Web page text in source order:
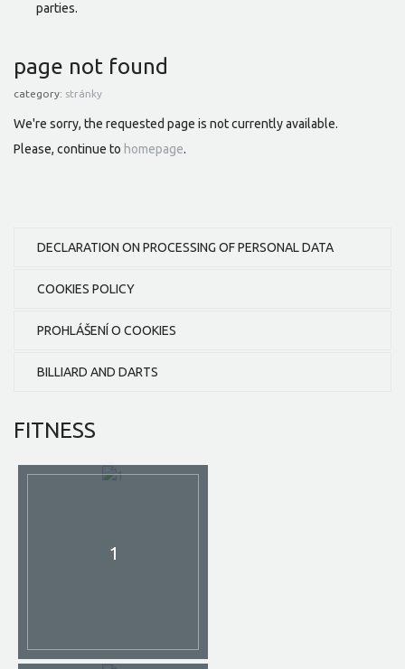
parties.
page not found
category: stránky
We're sorry, the requested page is not currently available.
Please, continue to homepage.
DECLARATION ON PROCESSING OF PERSONAL DATA
COOKIES POLICY
PROHLÁŠENÍ O COOKIES
BILLIARD AND DARTS
FITNESS
1